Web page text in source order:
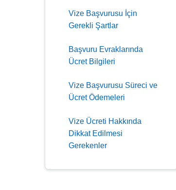
Vize Başvurusu İçin
Gerekli Şartlar
Başvuru Evraklarında
Ücret Bilgileri
Vize Başvurusu Süreci ve
Ücret Ödemeleri
Vize Ücreti Hakkında
Dikkat Edilmesi
Gerekenler